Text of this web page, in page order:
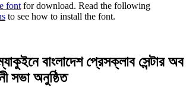
font for download. Read the following
to see how to install the font.
বাংলাদেশ প্রেসক্লাব সেন্টার অব
সভা অনুষ্ঠিত